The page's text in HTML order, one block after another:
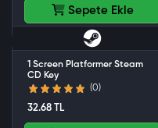
Sepete Ekle
1 Screen Platformer Steam
CD Key
(0)
32.68 TL